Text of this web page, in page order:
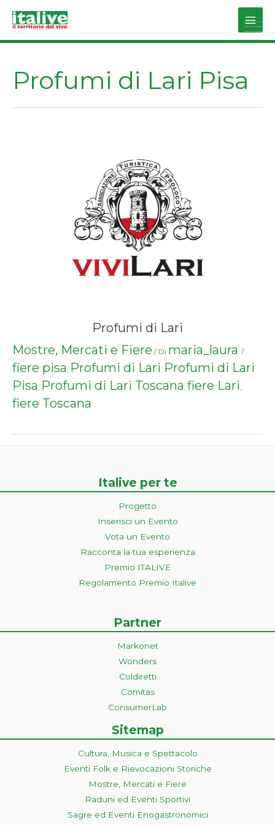
Main
Profumi di Lari Pisa
Profumi di Lari
Mostre, Mercati e Fiere / Di maria_laura /
fiere pisa, Profumi di Lari, Profumi di Lari
Pisa, Profumi di Lari Toscana, fiere Lari,
fiere Toscana
Italive per te
Progetto
Inserisci un Evento
Vota un Evento
Racconta la tua esperienza
Premio ITALIVE
Regolamento Premio Italive
Partner
Markonet
Wonders
Coldiretti
Comitas
ConsumerLab
Sitemap
Cultura, Musica e Spettacolo
Eventi Folk e Rievocazioni Storiche
Mostre, Mercati e Fiere
Raduni ed Eventi Sportivi
Sagre ed Eventi Enogastronomici